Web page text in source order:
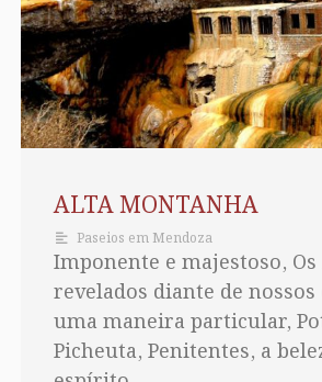
ALTA MONTANHA
Paseios em Mendoza
Imponente e majestoso,
revelados diante de
uma maneira particular,
Picheuta, Penitentes, a